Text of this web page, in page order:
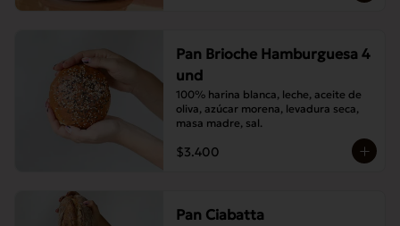
Pan Brioche Hamburguesa 4
und
100% harina blanca, leche, aceite de
oliva, azúcar morena, levadura seca,
masa madre, sal.
$3.400
Pan Ciabatta